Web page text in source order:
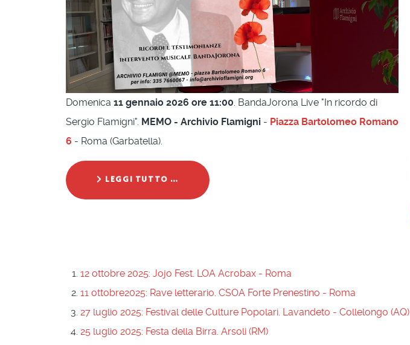
Domenica 11 gennaio 2026 ore 11:00 . BandaJorona Live "In ricordo di
Sergio Flamigni". MEMO - Archivio Flamigni - Piazza Bartolomeo Romano
6 - Roma (Garbatella).
LEGGI TUTTO …
12 ottobre 2025: Jojo Fest. LOA Acrobax - Roma
11 ottobre2025: Rave letterario. CSOA Forte Prenestino - Roma
27 luglio 2025: Festival delle Culture Popolari. Lavandeto - Collelongo (AQ)
25 luglio 2025: Festa della Birra. Arsoli (RM)